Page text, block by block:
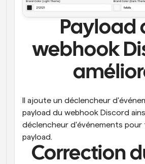
Payload
webhook
Il ajoute un déclencheur
payload du webhook Discord
déclencheur d'événements pour
payload.
Correction